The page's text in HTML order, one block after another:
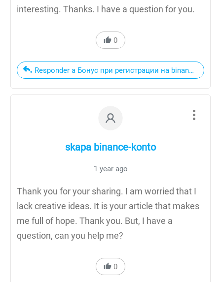
interesting. Thanks. I have a question for you.
0
Responder a Бонус при регистрации на binance
skapa binance-konto
1 year ago
Thank you for your sharing. I am worried that I
lack creative ideas. It is your article that makes
me full of hope. Thank you. But, I have a
question, can you help me?
0